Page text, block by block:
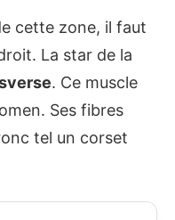
cette zone, il faut
La star de la
. Ce muscle
Ses fibres
tel un corset